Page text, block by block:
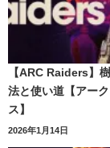
【ARC Raiders】
法と使い道【アー
ス】
2026年1月14日